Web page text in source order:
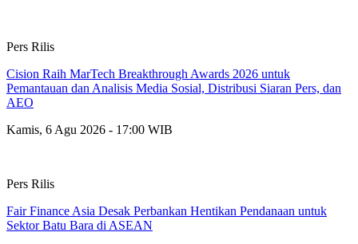
Pers Rilis
Cision Raih MarTech Breakthrough Awards 2026 untuk
Pemantauan dan Analisis Media Sosial, Distribusi Siaran Pers, dan
AEO
Kamis, 6 Agu 2026 - 17:00 WIB
Pers Rilis
Fair Finance Asia Desak Perbankan Hentikan Pendanaan untuk
Sektor Batu Bara di ASEAN